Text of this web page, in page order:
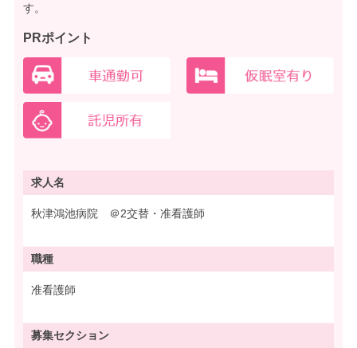
す。
PRポイント
求人名
秋津鴻池病院 ＠2交替・准看護師
職種
准看護師
募集セクション